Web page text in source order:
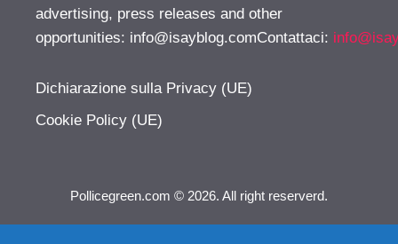
advertising, press releases and other
opportunities: info@isayblog.comContattaci:
Dichiarazione sulla Privacy (UE)
Cookie Policy (UE)
Pollicegreen.com © 2026. All right reserverd.